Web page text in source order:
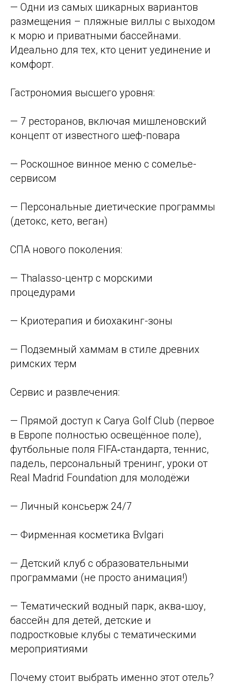
— Одни из самых шикарных вариантов
размещения – пляжные виллы с выходом
к морю и приватными бассейнами.
Идеально для тех, кто ценит уединение и
комфорт.
Гастрономия высшего уровня:
— 7 ресторанов, включая мишленовский
концепт от известного шеф-повара
— Роскошное винное меню с сомелье-
сервисом
— Персональные диетические программы
(детокс, кето, веган)
СПА нового поколения:
— Thalasso-центр с морскими
процедурами
— Криотерапия и биохакинг-зоны
— Подземный хаммам в стиле древних
римских терм
Сервис и развлечения:
— Прямой доступ к Carya Golf Club (первое
в Европе полностью освещённое поле),
футбольные поля FIFA‑стандарта, теннис,
падель, персональный тренинг, уроки от
Real Madrid Foundation для молодёжи
— Личный консьерж 24/7
— Фирменная косметика Bvlgari
— Детский клуб с образовательными
программами (не просто анимация!)
— Тематический водный парк, аква‑шоу,
бассейн для детей, детские и
подростковые клубы с тематическими
мероприятиями
Почему стоит выбрать именно этот отель?